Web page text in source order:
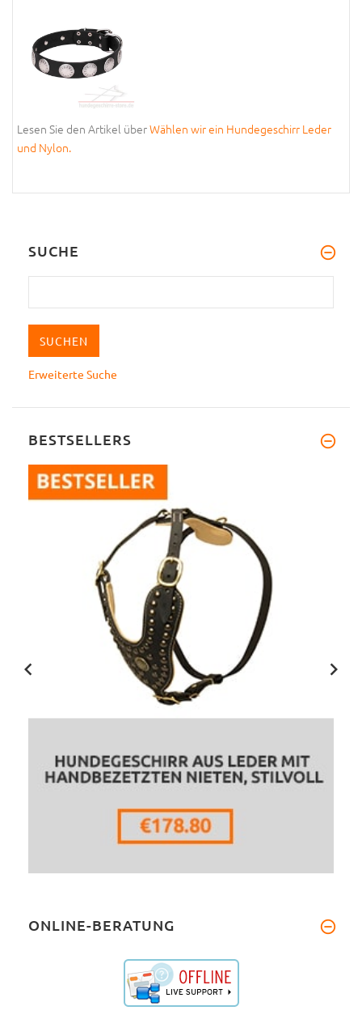
Lesen Sie den Artikel überWählen wir ein Hundegeschirr Leder
und Nylon.
SUCHE
Erweiterte Suche
BESTSELLERS
ONLINE-BERATUNG